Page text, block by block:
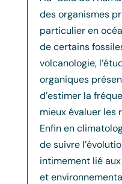
des organismes
particulier en
de certains
volcanologie,
organiques
d’estimer la
mieux évaluer les
Enfin en
de suivre
intimement lié
et